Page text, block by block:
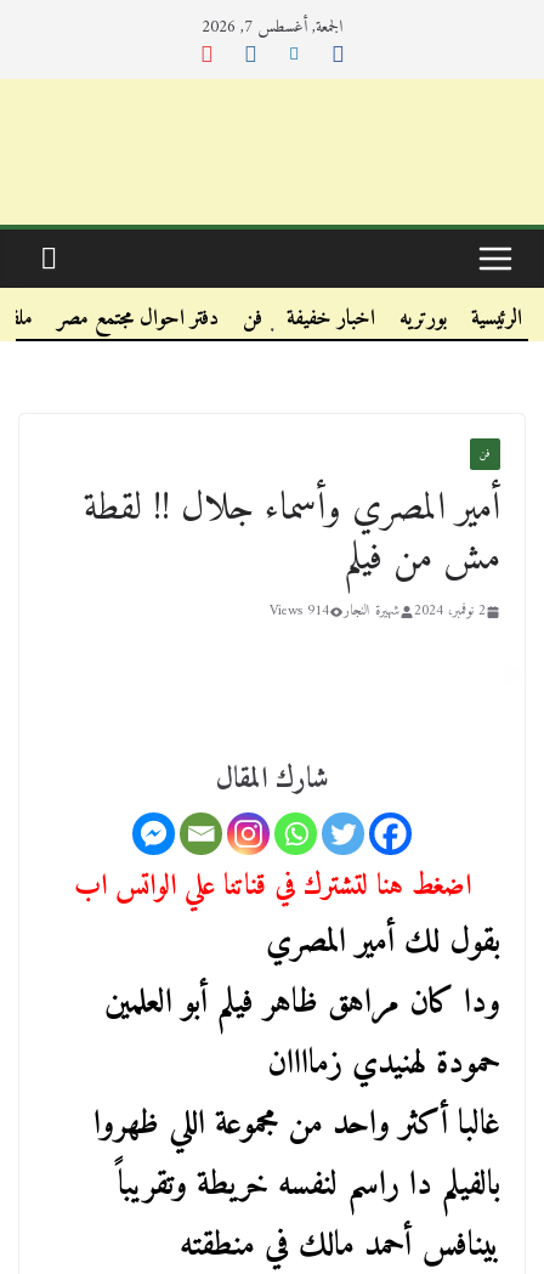
الجمعة, أغسطس 7, 2026
.
.
الرئيسية بورتريه اخبار خفيفة فن دفتر احوال مجتمع مصر
فن
أمير المصري وأسماء جلال !! لقطة
مش من فيلم
2 نوفمبر، 2024 شهيرة النجار 914 Views
شارك المقال
اضغط هنا لتشترك في قناتنا علي الواتس اب
بقول لك أمير المصري
ودا كان مراهق ظاهر فيلم أبو العلمين
حمودة لهنيدي زماااان
غالبا أكثر واحد من مجموعة اللي ظهروا
بالفيلم دا راسم لنفسه خريطة وتقريباً
بينافس أحمد مالك في منطقته